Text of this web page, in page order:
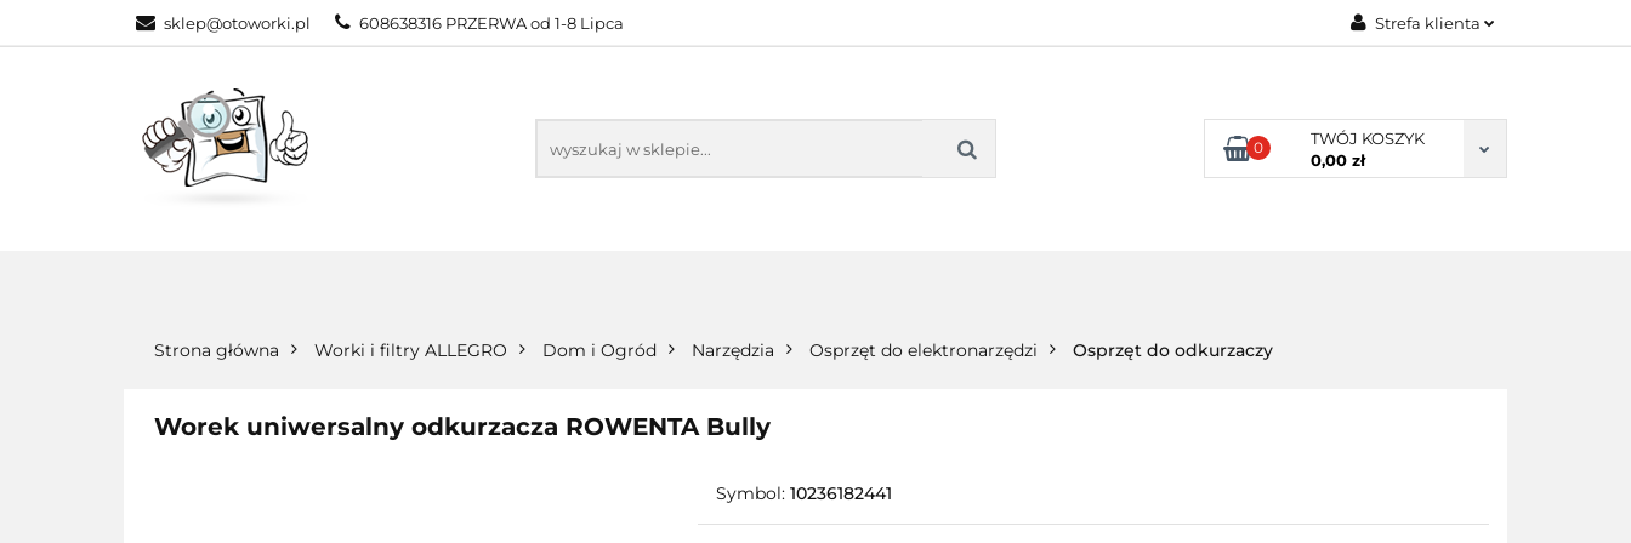
sklep@otoworki.pl 608638316 PRZERWA od 1-8 Lipca Strefa klienta
Zarejestruj się
Dodaj zgłoszenie
0
TWÓJ KOSZYK
0,00 zł
NASZA OFERTA KONTAKT BESTSELLERY BLOG ZADOWOLENI KLIENCI
Strona główna Worki i filtry ALLEGRO Dom i Ogród Narzędzia Osprzęt do elektronarzędzi Osprzęt do odkurzaczy
Worek uniwersalny odkurzacza ROWENTA Bully
Symbol: 10236182441